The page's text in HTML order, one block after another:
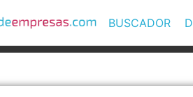
BUSCADOR